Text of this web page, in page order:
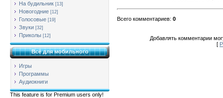
На будильник [13]
Новогодние [12]
Голосовые [19]
Звуки [32]
Приколы [12]
Всё для мобильного
Игры
Программы
Аудиокниги
This feature is for Premium users only!
Всего комментариев: 0
Добавлять комментарии
[